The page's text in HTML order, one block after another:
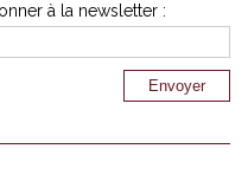
à la newsletter :